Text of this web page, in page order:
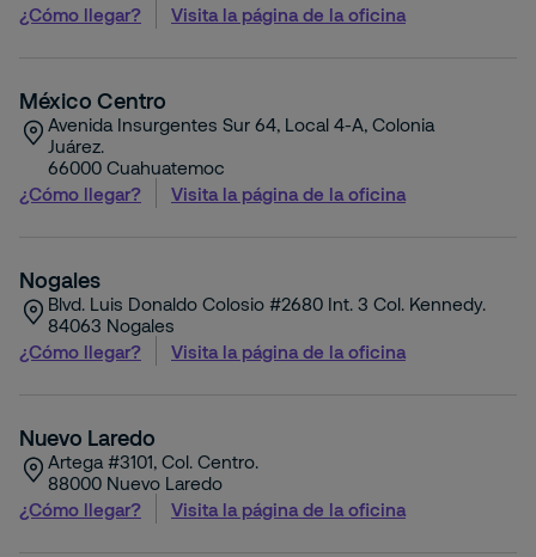
¿Cómo llegar?
Visita la página de la oficina
México Centro
Avenida Insurgentes Sur 64, Local 4-A, Colonia
Juárez.
66000 Cuahuatemoc
¿Cómo llegar?
Visita la página de la oficina
Nogales
Blvd. Luis Donaldo Colosio #2680 Int. 3 Col. Kennedy.
84063 Nogales
¿Cómo llegar?
Visita la página de la oficina
Nuevo Laredo
Artega #3101, Col. Centro.
88000 Nuevo Laredo
¿Cómo llegar?
Visita la página de la oficina